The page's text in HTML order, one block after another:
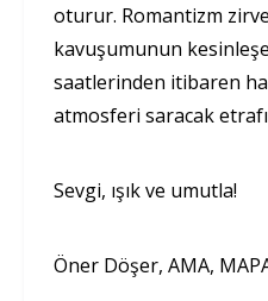
oturur. Romantizm
kavuşumunun
saatlerinden itibaren
atmosferi saracak
Sevgi, ışık ve umutla!
Öner Döşer, AMA,